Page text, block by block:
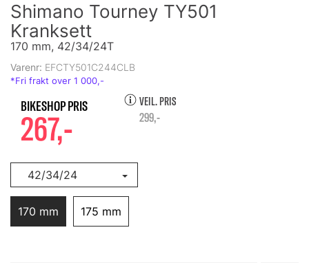
Shimano Tourney TY501
Kranksett
170 mm, 42/34/24T
Varenr: EFCTY501C244CLB
267,-
VEIL. PRIS
299,-
42/34/24
170 mm 175 mm